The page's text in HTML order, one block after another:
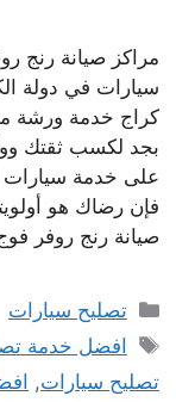
مراكز صيانة رنج
سيارات في دولة
كراج خدمة ورشة
بجد لكسب ثقتك
على خدمة سيارات
فإن رضاك ​​هو
صيانة رنج روفر
التصنيفات
تصليح سيارات
الوسوم
افضل خدمة
تصليح سيارات,